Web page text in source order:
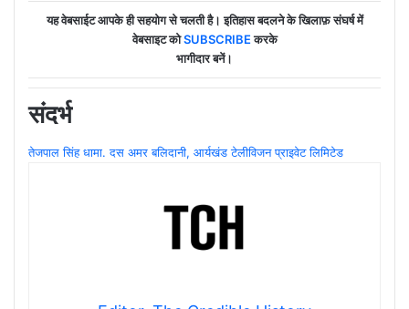
यह वेबसाईट आपके ही सहयोग से चलती है। इतिहास बदलने के खिलाफ़ संघर्ष में
वेबसाइट कोSUBSCRIBEकरके
भागीदार बनें।
संदर्भ
तेजपाल सिंह धामा. दस अमर बलिदानी, आर्यखंड टेलीविजन प्राइवेट लिमिटेड